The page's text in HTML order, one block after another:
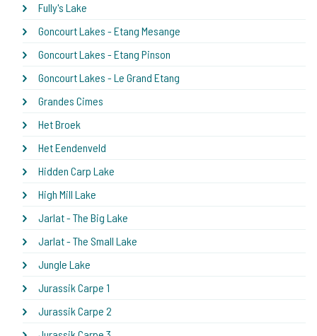
Fully's Lake
Goncourt Lakes - Etang Mesange
Goncourt Lakes - Etang Pinson
Goncourt Lakes - Le Grand Etang
Grandes Cimes
Het Broek
Het Eendenveld
Hidden Carp Lake
High Mill Lake
Jarlat - The Big Lake
Jarlat - The Small Lake
Jungle Lake
Jurassik Carpe 1
Jurassik Carpe 2